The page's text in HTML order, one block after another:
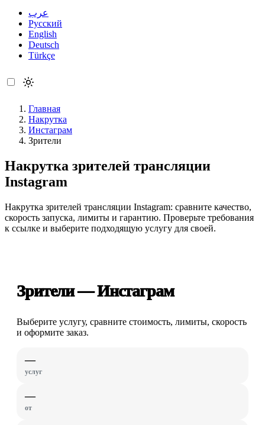
عرب
Русский
English
Deutsch
Türkçe
Главная
Накрутка
Инстаграм
Зрители
Накрутка зрителей трансляции
Instagram
Накрутка зрителей трансляции Instagram: сравните качество,
скорость запуска, лимиты и гарантию. Проверьте требования
к ссылке и выберите подходящую услугу для своей.
Зрители — Инстаграм
Выберите услугу, сравните стоимость, лимиты, скорость
и оформите заказ.
—
услуг
—
от